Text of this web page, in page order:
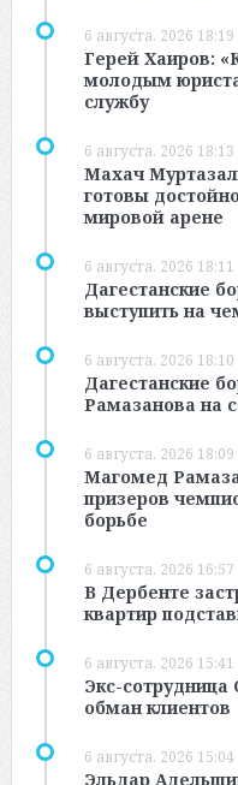
6 августа, 2026 18:19
Герей Хаиров:
молодым
службу
6 августа, 2026 18:13
Махач
готовы
мировой арене
6 августа, 2026 18:11
Дагестанские
выступить на
6 августа, 2026 18:10
Дагестанские
Рамазанова на
6 августа, 2026 18:09
Магомед
призеров
борьбе
6 августа, 2026 16:57
В Дербенте
квартир
6 августа, 2026 15:41
Экс-сотрудница
обман клиентов
6 августа, 2026 15:04
Эльдар